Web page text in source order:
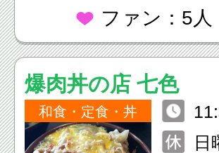
ファン：5人
爆肉丼の店 七色
和食・定食・丼
日